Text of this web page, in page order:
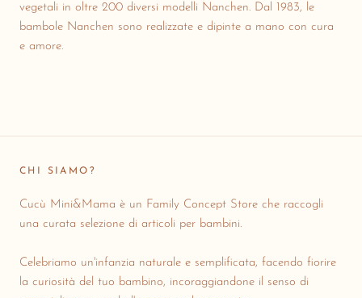
vegetali in oltre 200 diversi modelli Nanchen. Dal 1983, le
bambole Nanchen sono realizzate e dipinte a mano con cura
e amore.
CHI SIAMO?
Cucù Mini&Mama è un Family Concept Store che raccogli
una curata selezione di articoli per bambini.
Celebriamo un'infanzia naturale e semplificata, facendo fiorire
la curiosità del tuo bambino, incoraggiandone il senso di